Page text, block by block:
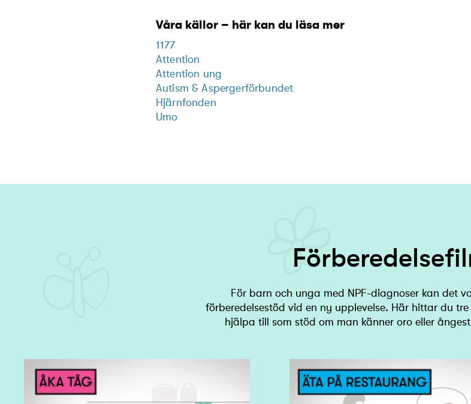
Våra källor – här kan du läsa mer
1177
Attention
Attention ung
Autism & Aspergerförbundet
Hjärnfonden
Umo
För barn och unga med NPF-diagnoser kan det
förberedelsestöd vid en ny upplevelse. Här hittar du
hjälpa till som stöd om man känner oro eller